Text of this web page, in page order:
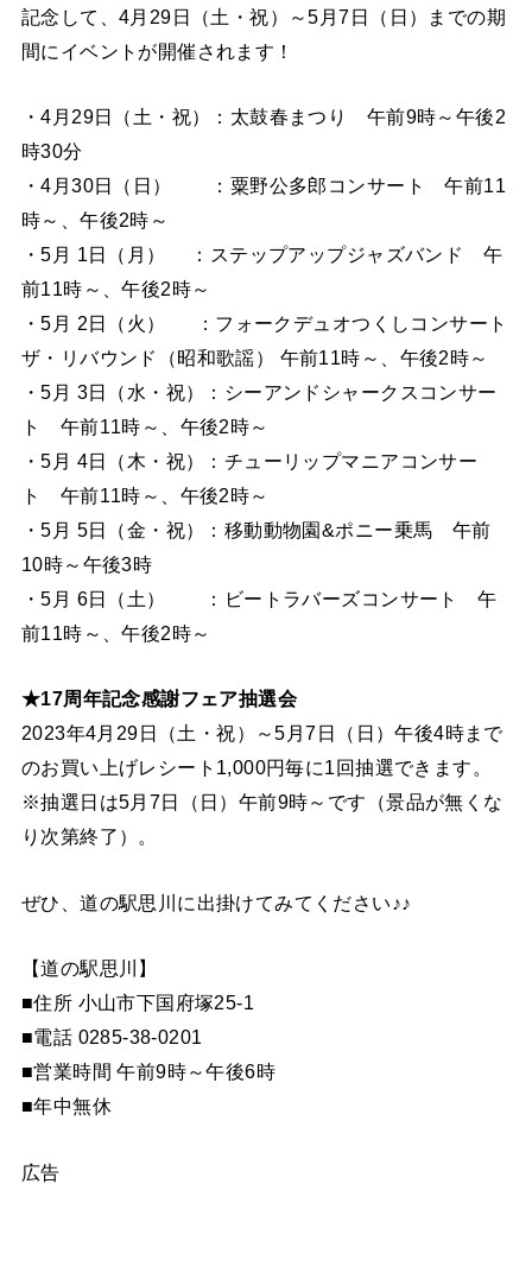
記念して、4月29日（土・祝）～5月7日（日）までの期
間にイベントが開催されます！
・4月29日（土・祝）：太鼓春まつり 午前9時～午後2
時30分
・4月30日（日） ：粟野公多郎コンサート 午前11
時～、午後2時～
・5月 1日（月） ：ステップアップジャズバンド 午
前11時～、午後2時～
・5月 2日（火） ：フォークデュオつくしコンサート
ザ・リバウンド（昭和歌謡） 午前11時～、午後2時～
・5月 3日（水・祝）：シーアンドシャークスコンサー
ト 午前11時～、午後2時～
・5月 4日（木・祝）：チューリップマニアコンサー
ト 午前11時～、午後2時～
・5月 5日（金・祝）：移動動物園&ポニー乗馬 午前
10時～午後3時
・5月 6日（土） ：ビートラバーズコンサート 午
前11時～、午後2時～
★17周年記念感謝フェア抽選会
2023年4月29日（土・祝）～5月7日（日）午後4時まで
のお買い上げレシート1,000円毎に1回抽選できます。
※抽選日は5月7日（日）午前9時～です（景品が無くな
り次第終了）。
ぜひ、道の駅思川に出掛けてみてください♪♪
【道の駅思川】
■住所 小山市下国府塚25-1
■電話 0285-38-0201
■営業時間 午前9時～午後6時
■年中無休
広告